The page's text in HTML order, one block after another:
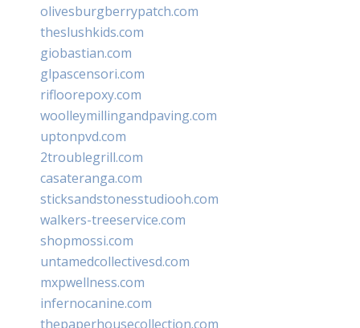
olivesburgberrypatch.com
theslushkids.com
giobastian.com
glpascensori.com
rifloorepoxy.com
woolleymillingandpaving.com
uptonpvd.com
2troublegrill.com
casateranga.com
sticksandstonesstudiooh.com
walkers-treeservice.com
shopmossi.com
untamedcollectivesd.com
mxpwellness.com
infernocanine.com
thepaperhousecollection.com